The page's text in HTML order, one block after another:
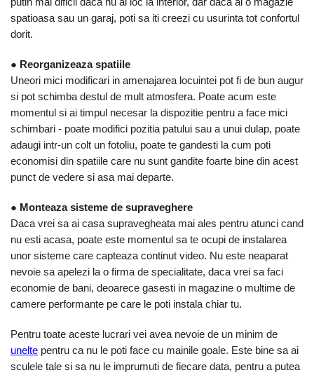
putin mai dificil daca nu ai loc la interior, dar daca ai o magazie
spatioasa sau un garaj, poti sa iti creezi cu usurinta tot confortul
dorit.
● Reorganizeaza spatiile
Uneori mici modificari in amenajarea locuintei pot fi de bun augur
si pot schimba destul de mult atmosfera. Poate acum este
momentul si ai timpul necesar la dispozitie pentru a face mici
schimbari - poate modifici pozitia patului sau a unui dulap, poate
adaugi intr-un colt un fotoliu, poate te gandesti la cum poti
economisi din spatiile care nu sunt gandite foarte bine din acest
punct de vedere si asa mai departe.
● Monteaza sisteme de supraveghere
Daca vrei sa ai casa supravegheata mai ales pentru atunci cand
nu esti acasa, poate este momentul sa te ocupi de instalarea
unor sisteme care capteaza continut video. Nu este neaparat
nevoie sa apelezi la o firma de specialitate, daca vrei sa faci
economie de bani, deoarece gasesti in magazine o multime de
camere performante pe care le poti instala chiar tu.
Pentru toate aceste lucrari vei avea nevoie de un minim de
unelte pentru ca nu le poti face cu mainile goale. Este bine sa ai
sculele tale si sa nu le imprumuti de fiecare data, pentru a putea